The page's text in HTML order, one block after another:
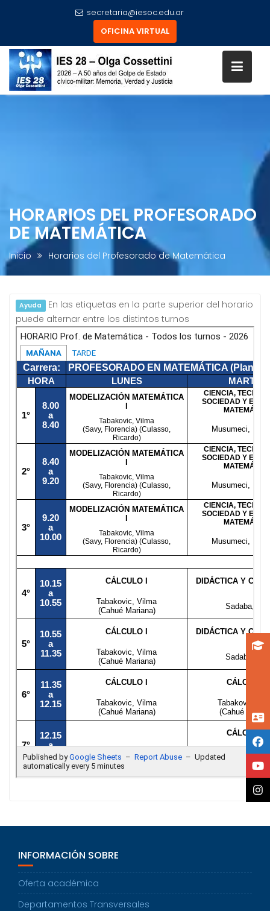
secretaria@iesoc.edu.ar
OFICINA VIRTUAL
HORARIOS DEL PROFESORADO
DE MATEMÁTICA
Inicio Horarios del Profesorado de Matemática
Ayuda En las etiquetas en la parte superior del horario
puede alternar entre los distintos turnos
INFORMACIÓN SOBRE
Oferta académica
Departamentos Transversales